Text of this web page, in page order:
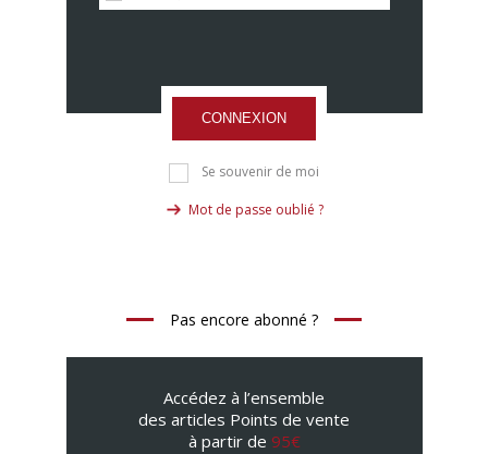
CONNEXION
Se souvenir de moi
Mot de passe oublié ?
Pas encore abonné ?
Accédez à l’ensemble
des articles Points de vente
à partir de 95€